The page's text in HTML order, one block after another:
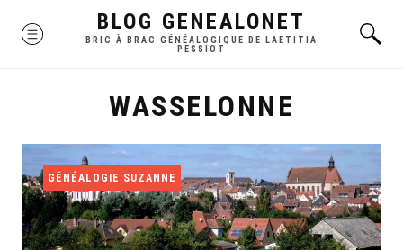
MENU BLOG GENEALONET
BRIC À BRAC GÉNÉALOGIQUE DE LAETITIA
PESSIOT
WASSELONNE
GÉNÉALOGIE SUZANNE